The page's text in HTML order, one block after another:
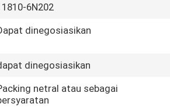
6N202
dinegosiasikan
dinegosiasikan
netral atau sebagai